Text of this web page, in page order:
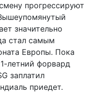
прогрессируют
значительно
стал самым
Европы. Пока
летний форвард
заплатил
приедет.